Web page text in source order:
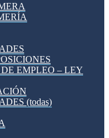
EMPLEO – LEY
(todas)